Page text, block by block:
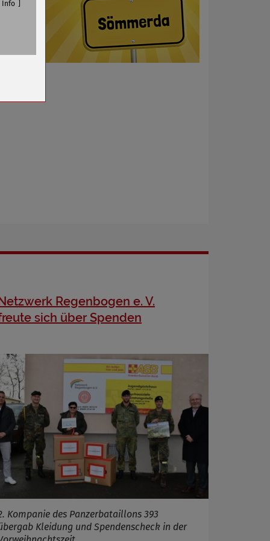
Regenbogen e. V.
sich über Spenden
Kompanie des Panzerbataillons 393
Kleidung und Spendenscheck in der
Info